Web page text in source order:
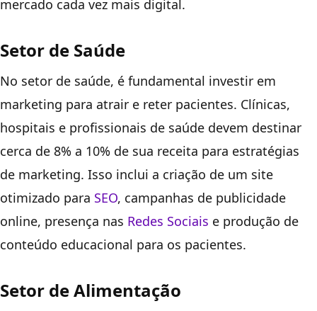
mercado cada vez mais digital.
Setor de Saúde
No setor de saúde, é fundamental investir em
marketing para atrair e reter pacientes. Clínicas,
hospitais e profissionais de saúde devem destinar
cerca de 8% a 10% de sua receita para estratégias
de marketing. Isso inclui a criação de um site
otimizado para SEO, campanhas de publicidade
online, presença nas Redes Sociais e produção de
conteúdo educacional para os pacientes.
Setor de Alimentação